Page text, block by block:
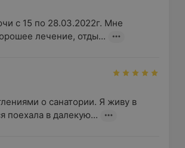
с 15 по 28.03.2022г. Мне
лечение, отды...
о санатории. Я живу в
поехала в далекую...